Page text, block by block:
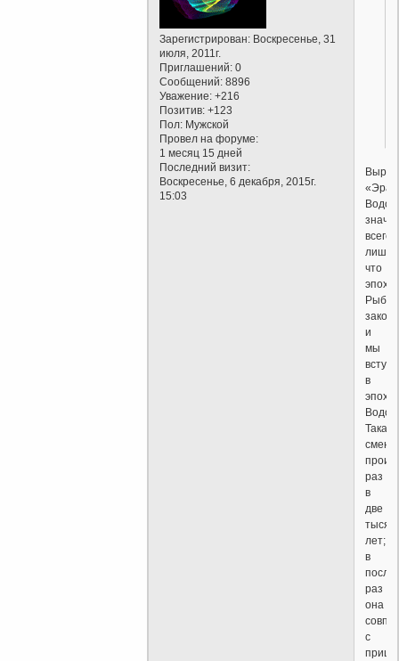
Зарегистрирован: Воскресенье, 31
июля, 2011г.
Приглашений: 0
Сообщений: 8896
Уважение: +216
Позитив: +123
Пол: Мужской
Провел на форуме:
1 месяц 15 дней
Последний визит:
Воскресенье, 6 декабря, 2015г.
15:03
«Эра
значит
всего
лишь,
что
эпоха
Рыб
и
мы
в
эпоху
Такая
смена
раз
в
две
лет;
в
раз
она
с